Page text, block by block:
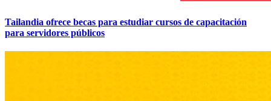
Tailandia ofrece becas para estudiar cursos de capacitación
para servidores públicos